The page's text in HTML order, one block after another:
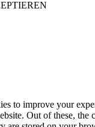
to improve your
Out of these, the